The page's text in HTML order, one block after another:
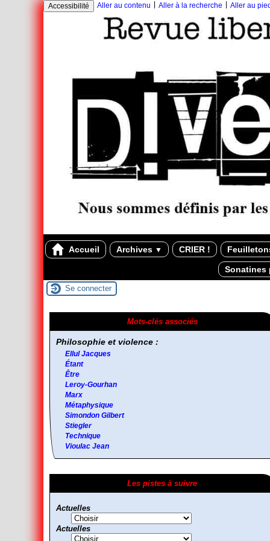
Accessibilité Aller au contenu Aller à la recherche Aller au
Accueil Archives ▼ CRIER !
Sonatines
Se connecter
Mots-clés associés
Philosophie et violence :
Ellul Jacques
Étant
Être
Leroy-Gourhan
Marx
Métaphysique
Simondon Gilbert
Stiegler
Technique
Vioulac Jean
Les pistes à suivre
Actuelles
Actuelles